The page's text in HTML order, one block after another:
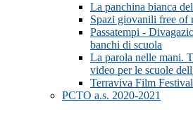
La panchina bianca
Spazi giovanili free of
Passatempi -
banchi di scuola
La parola nelle mani.
video per le scuole
Terraviva Film
PCTO a.s. 2020-2021